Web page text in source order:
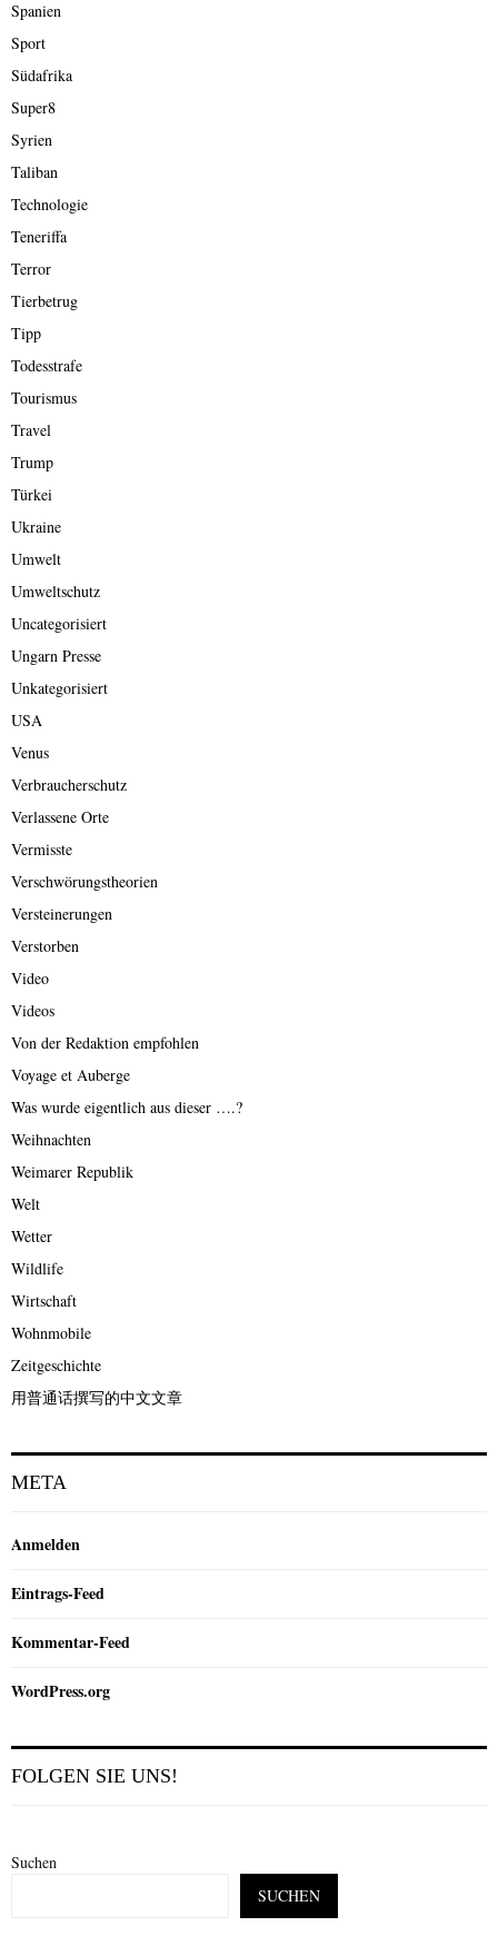
Spanien
Sport
Südafrika
Super8
Syrien
Taliban
Technologie
Teneriffa
Terror
Tierbetrug
Tipp
Todesstrafe
Tourismus
Travel
Trump
Türkei
Ukraine
Umwelt
Umweltschutz
Uncategorisiert
Ungarn Presse
Unkategorisiert
USA
Venus
Verbraucherschutz
Verlassene Orte
Vermisste
Verschwörungstheorien
Versteinerungen
Verstorben
Video
Videos
Von der Redaktion empfohlen
Voyage et Auberge
Was wurde eigentlich aus dieser ….?
Weihnachten
Weimarer Republik
Welt
Wetter
Wildlife
Wirtschaft
Wohnmobile
Zeitgeschichte
用普通话撰写的中文文章
META
Anmelden
Eintrags-Feed
Kommentar-Feed
WordPress.org
FOLGEN SIE UNS!
Suchen
SUCHEN